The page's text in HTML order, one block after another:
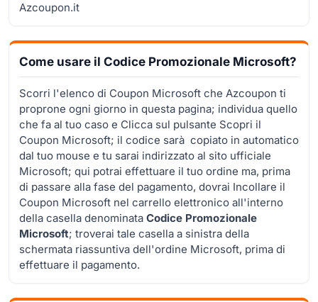
Azcoupon.it
Come usare il Codice Promozionale Microsoft?
Scorri l'elenco di Coupon Microsoft che Azcoupon ti
proprone ogni giorno in questa pagina; individua quello
che fa al tuo caso e Clicca sul pulsante Scopri il
Coupon Microsoft; il codice sarà copiato in automatico
dal tuo mouse e tu sarai indirizzato al sito ufficiale
Microsoft; qui potrai effettuare il tuo ordine ma, prima
di passare alla fase del pagamento, dovrai Incollare il
Coupon Microsoft nel carrello elettronico all'interno
della casella denominata Codice Promozionale
Microsoft; troverai tale casella a sinistra della
schermata riassuntiva dell'ordine Microsoft, prima di
effettuare il pagamento.